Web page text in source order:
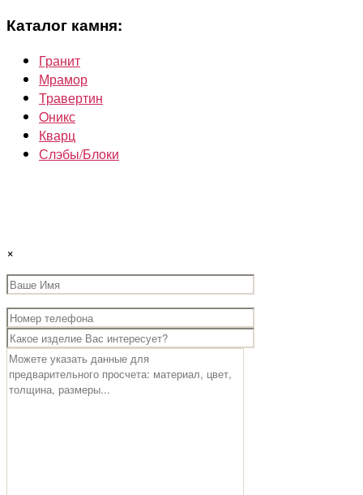
Каталог камня:
Гранит
Мрамор
Травертин
Oникс
Кварц
Слэбы/Блоки
×